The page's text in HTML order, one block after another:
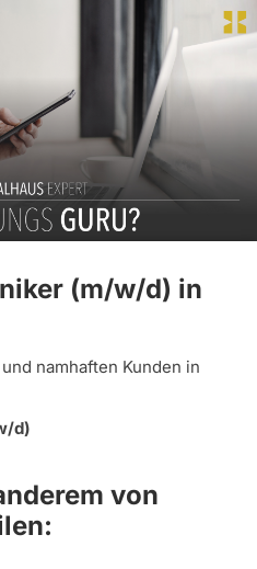
(m/w/d) in
namhaften Kunden in
d)
von